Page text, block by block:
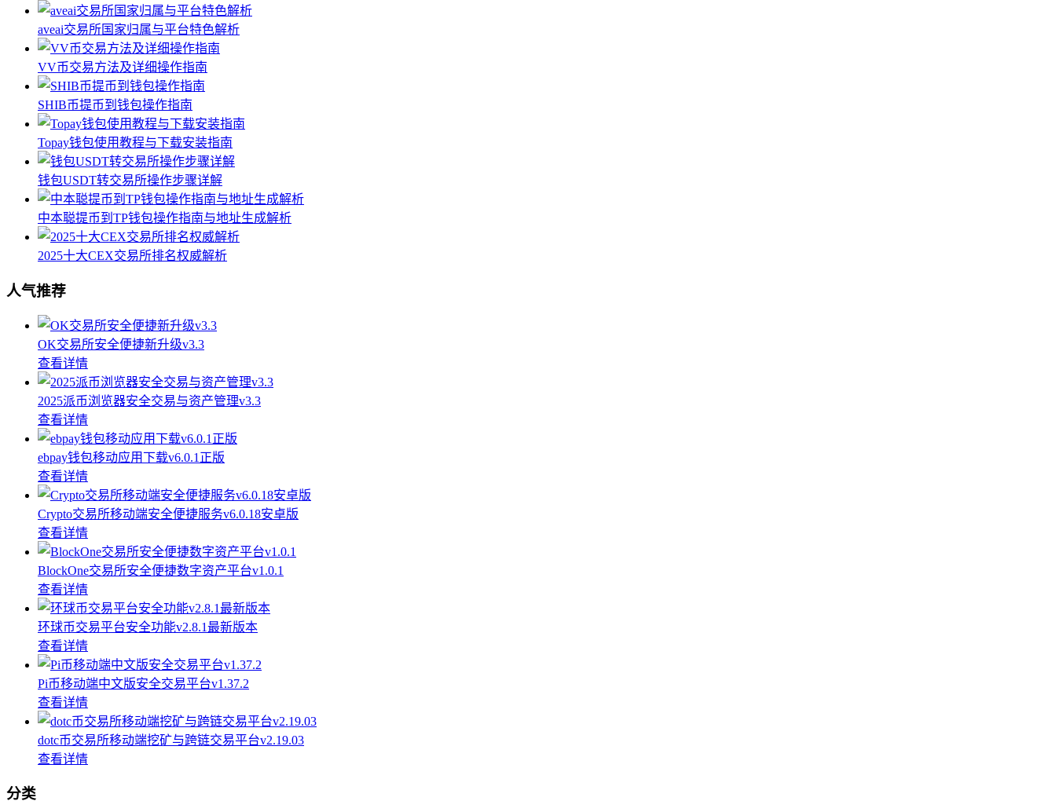
aveai交易所国家归属与平台特色解析
VV币交易方法及详细操作指南
SHIB币提币到钱包操作指南
Topay钱包使用教程与下载安装指南
钱包USDT转交易所操作步骤详解
中本聪提币到TP钱包操作指南与地址生成解析
2025十大CEX交易所排名权威解析
人气推荐
OK交易所安全便捷新升级v3.3
查看详情
2025派币浏览器安全交易与资产管理v3.3
查看详情
ebpay钱包移动应用下载v6.0.1正版
查看详情
Crypto交易所移动端安全便捷服务v6.0.18安卓版
查看详情
BlockOne交易所安全便捷数字资产平台v1.0.1
查看详情
环球币交易平台安全功能v2.8.1最新版本
查看详情
Pi币移动端中文版安全交易平台v1.37.2
查看详情
dotc币交易所移动端挖矿与跨链交易平台v2.19.03
查看详情
分类